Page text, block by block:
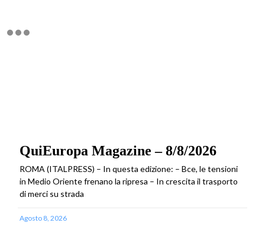
QuiEuropa Magazine – 8/8/2026
ROMA (ITALPRESS) – In questa edizione: – Bce, le tensioni
in Medio Oriente frenano la ripresa – In crescita il trasporto
di merci su strada
Agosto 8, 2026